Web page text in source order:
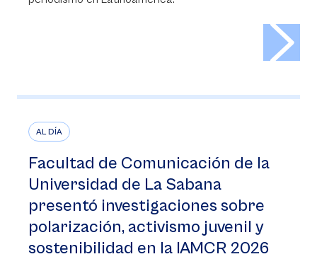
AL DÍA
Facultad de Comunicación de la
Universidad de La Sabana
presentó investigaciones sobre
polarización, activismo juvenil y
sostenibilidad en la IAMCR 2026